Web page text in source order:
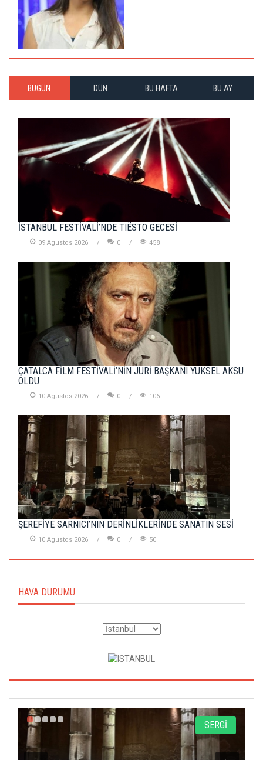
BUGÜN DÜN BU HAFTA BU AY
İSTANBUL FESTİVALİ’NDE TIËSTO GECESİ
09 Agustos 2026 0 458
ÇATALCA FİLM FESTİVALİ’NİN JÜRİ BAŞKANI YÜKSEL AKSU
OLDU
10 Agustos 2026 0 106
ŞEREFİYE SARNICI’NIN DERİNLİKLERİNDE SANATIN SESİ
10 Agustos 2026 0 50
HAVA DURUMU
SERGİ